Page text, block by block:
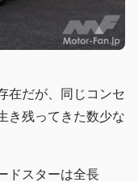
在だが、同じコンセ
き残ってきた数少な
ドスターは全長